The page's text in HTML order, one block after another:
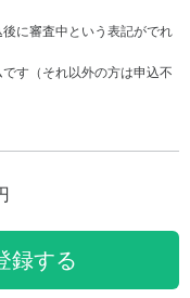
に審査中という表記がでれ
す（それ以外の方は申込不
録する